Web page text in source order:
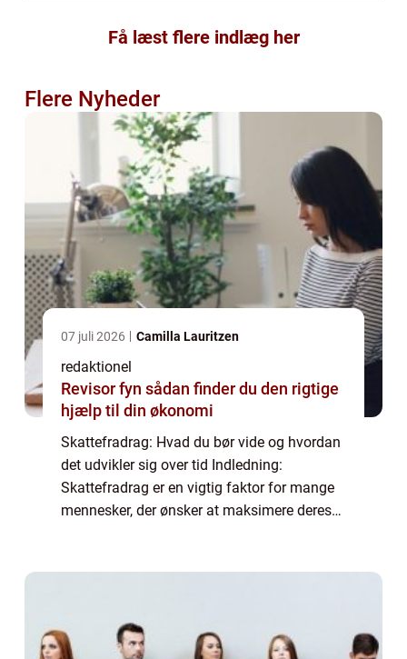
Få læst flere indlæg her
Flere Nyheder
07 juli 2026 Camilla Lauritzen
redaktionel
Revisor fyn sådan finder du den rigtige
hjælp til din økonomi
Skattefradrag: Hvad du bør vide og hvordan
det udvikler sig over tid Indledning:
Skattefradrag er en vigtig faktor for mange
mennesker, der ønsker at maksimere deres